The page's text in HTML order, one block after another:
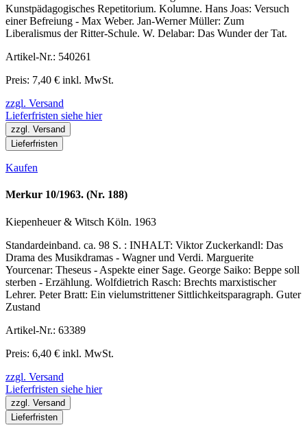
Kunstpädagogisches Repetitorium. Kolumne. Hans Joas: Versuch
einer Befreiung - Max Weber. Jan-Werner Müller: Zum
Liberalismus der Ritter-Schule. W. Delabar: Das Wunder der Tat.
Artikel-Nr.: 540261
Preis: 7,40 € inkl. MwSt.
zzgl. Versand
Lieferfristen siehe hier
zzgl. Versand
Lieferfristen
Kaufen
Merkur 10/1963. (Nr. 188)
Kiepenheuer & Witsch Köln. 1963
Standardeinband. ca. 98 S. : INHALT: Viktor Zuckerkandl: Das
Drama des Musikdramas - Wagner und Verdi. Marguerite
Yourcenar: Theseus - Aspekte einer Sage. George Saiko: Beppe soll
sterben - Erzählung. Wolfdietrich Rasch: Brechts marxistischer
Lehrer. Peter Bratt: Ein vielumstrittener Sittlichkeitsparagraph. Guter
Zustand
Artikel-Nr.: 63389
Preis: 6,40 € inkl. MwSt.
zzgl. Versand
Lieferfristen siehe hier
zzgl. Versand
Lieferfristen